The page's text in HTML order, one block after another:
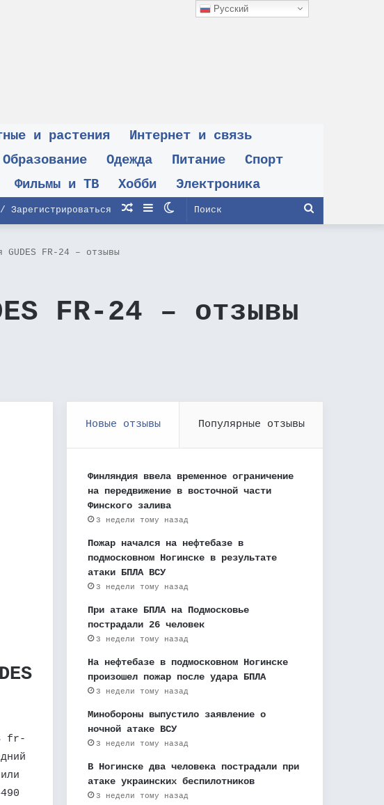
и растения
Интернет и связь
Образование Одежда Питание
Спорт
Фильмы и ТВ Хобби Электроника
Поиск
Switch
Sidebar
Случайная
Зарегистрироваться
GUDES FR-24 – отзывы
FR-24 – отзывы
fr-
Новые отзывы Популярные отзывы
Финляндия ввела временное ограничение
на передвижение в восточной части
Финского залива
3 недели тому назад
Пожар начался на нефтебазе в
подмосковном Ногинске в результате
атаки БПЛА ВСУ
3 недели тому назад
При атаке БПЛА на Подмосковье
пострадали 26 человек
3 недели тому назад
На нефтебазе в подмосковном Ногинске
произошел пожар после удара БПЛА
3 недели тому назад
Минобороны выпустило заявление о
ночной атаке ВСУ
3 недели тому назад
В Ногинске два человека пострадали при
атаке украинских беспилотников
3 недели тому назад
Русский